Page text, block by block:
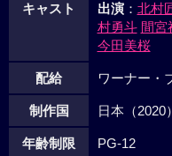
キャスト
出演： 北村
村勇斗 間宮
今田美桜
配給 ワーナー・
制作国 日本（2020）
年齢制限 PG-12